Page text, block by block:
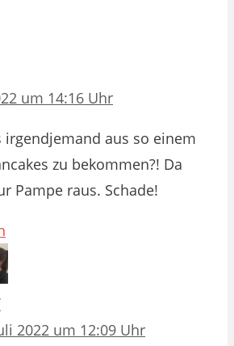
um 14:16 Uhr
irgendjemand aus so einem
zu bekommen?! Da
Pampe raus. Schade!
2022 um 12:09 Uhr